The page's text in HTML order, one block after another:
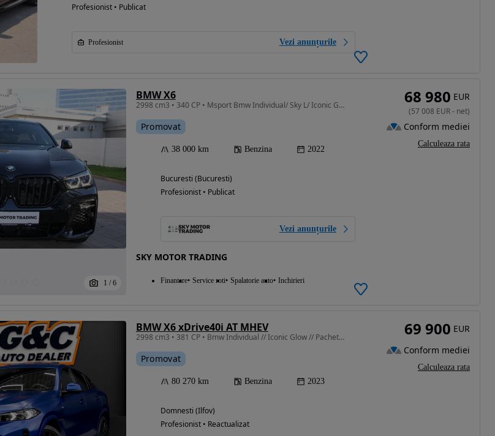
Profesionist • Publicat
Profesionist Vezi anunțurile
1 / 6
BMW X6
2998 cm3 • 340 CP • Msport Bmw Individual/ Sky L/ Iconic Glow/ Laser/ Sof Cl/ HUD&360/ TVA
Promovat
38 000 km Benzina 2022
Bucuresti (Bucuresti)
Profesionist • Publicat
Vezi anunțurile
SKY MOTOR TRADING
Finantare Service roti Spalatorie auto Inchirieri
68 980 EUR
(57 008 EUR- net)
Conform mediei
Calculeaza rata
BMW X6 xDrive40i AT MHEV
2998 cm3 • 381 CP • Bmw Individual // Iconic Glow // Pachet M // Pneumatic // SkyLounge !!
Promovat
80 270 km Benzina 2023
Domnesti (Ilfov)
Profesionist • Reactualizat
69 900 EUR
Conform mediei
Calculeaza rata